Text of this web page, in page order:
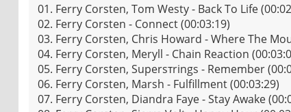
01. Ferry Corsten, Tom Westy - Back To Life
02. Ferry Corsten - Connect (00:03:19)
03. Ferry Corsten, Chris Howard - Where The
04. Ferry Corsten, Meryll - Chain Reaction
05. Ferry Corsten, Supersтrings - Remember
06. Ferry Corsten, Marsh - Fulfillment (00:03:29)
07. Ferry Corsten, Diandra Faye - Stay Awake